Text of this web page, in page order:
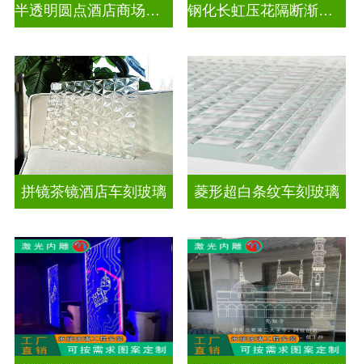
半透明圆点酒店商场渐变装饰玻璃 钢化长虹压花隔断渐变隔断装饰玻璃
拼镜茶镜酒店车刻玻璃 菱形超白条纹车刻玻璃